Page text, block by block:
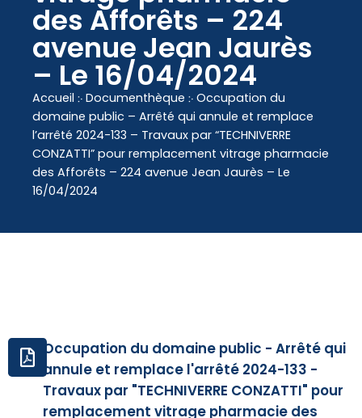
principaldes Afforêts – 224
avenue Jean Jaurès
– Le 16/04/2024
Accueil ჻ Documenthèque ჻ Occupation du
domaine public – Arrêté qui annule et remplace
l’arrêté 2024-133 – Travaux par “TECHNIVERRE
CONZATTI” pour remplacement vitrage pharmacie
des Afforêts – 224 avenue Jean Jaurès – Le
16/04/2024
Occupation du domaine public - Arrêté qui
annule et remplace l'arrêté 2024-133 -
Travaux par "TECHNIVERRE CONZATTI" pour
remplacement vitrage pharmacie des